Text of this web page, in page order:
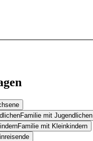
Familie mit Jugendlichen
Familie mit Kleinkindern